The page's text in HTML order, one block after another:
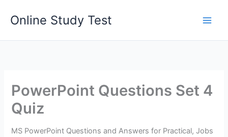
Online Study Test
PowerPoint Questions Set 4
Quiz
MS PowerPoint Questions and Answers for Practical, Jobs